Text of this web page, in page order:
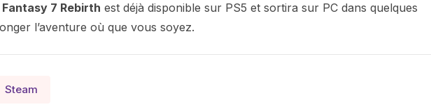
Fantasy 7 Rebirth est déjà disponible sur PS5 et sortira sur PC dans quelques
l’aventure où que vous soyez.
Steam